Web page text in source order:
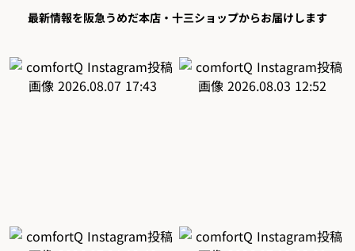
最新情報を阪急うめだ本店・十三ショップからお届けします